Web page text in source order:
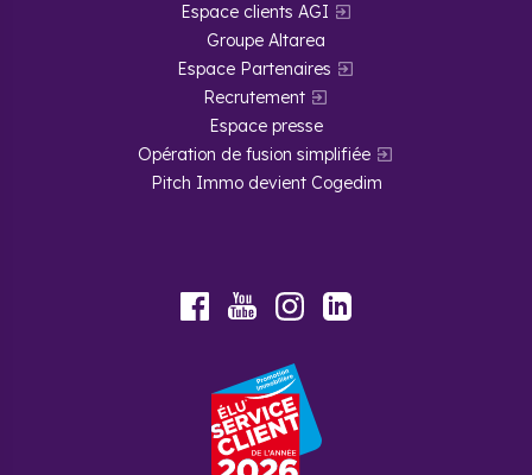
Espace clients AGI
Groupe Altarea
Espace Partenaires
Recrutement
Espace presse
Opération de fusion simplifiée
Pitch Immo devient Cogedim
FacebookYoutubeInstagram